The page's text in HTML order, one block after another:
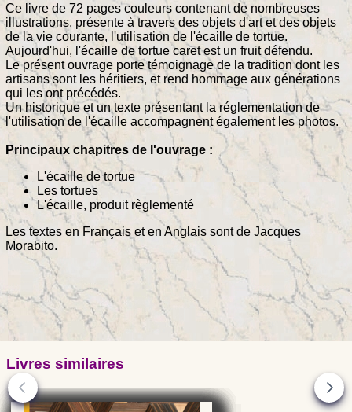
Ce livre de 72 pages couleurs contenant de nombreuses
illustrations, présente à travers des objets d'art et des objets
de la vie courante, l'utilisation de l'écaille de tortue.
Aujourd'hui, l'écaille de tortue caret est un fruit défendu.
Le présent ouvrage porte témoignage de la tradition dont les
artisans sont les héritiers, et rend hommage aux générations
qui les ont précédés.
Un historique et un texte présentant la réglementation de
l'utilisation de l'écaille accompagnent également les photos.
Principaux chapitres de l'ouvrage :
L'écaille de tortue
Les tortues
L'écaille, produit règlementé
Les textes en Français et en Anglais sont de Jacques
Morabito.
Livres similaires